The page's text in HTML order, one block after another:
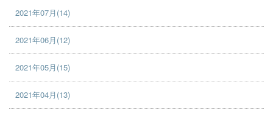
2021年07月(14)
2021年06月(12)
2021年05月(15)
2021年04月(13)